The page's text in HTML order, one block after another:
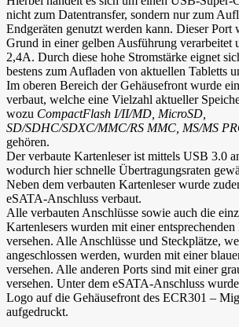
nicht zum Datentransfer, sondern nur zum
Endgeräten genutzt werden kann. Dieser Port
Grund in einer gelben Ausführung verarbeitet
2,4A. Durch diese hohe Stromstärke eignet
bestens zum Aufladen von aktuellen Tabletts
Im oberen Bereich der Gehäusefront wurde
verbaut, welche eine Vielzahl aktueller
wozu CompactFlash I/II/MD, MicroSD,
SD/SDHC/SDXC/MMC/RS MMC, MS/MS
gehören.
Der verbaute Kartenleser ist mittels USB 3.0
wodurch hier schnelle Übertragungsraten
Neben dem verbauten Kartenleser wurde
eSATA-Anschluss verbaut.
Alle verbauten Anschlüsse sowie auch die
Kartenlesers wurden mit einer
versehen. Alle Anschlüsse und Steckplätze,
angeschlossen werden, wurden mit einer
versehen. Alle anderen Ports sind mit einer
versehen. Unter dem eSATA-Anschluss
Logo auf die Gehäusefront des ECR301 –
aufgedruckt.